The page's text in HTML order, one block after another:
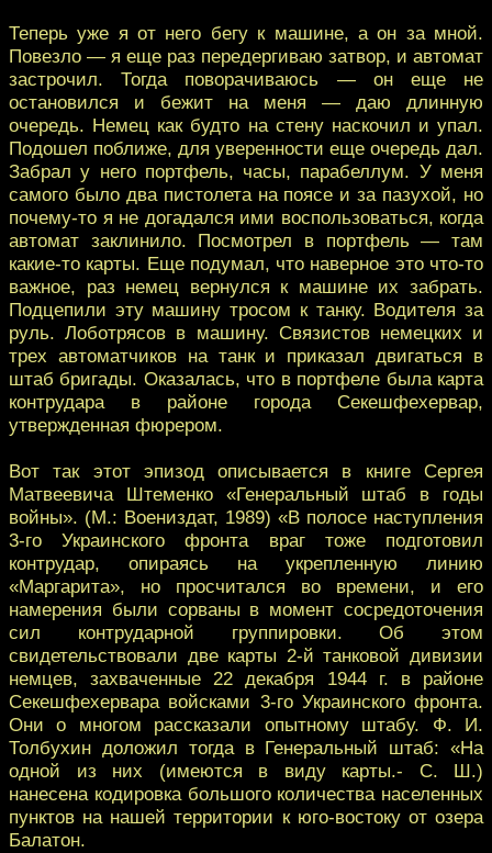
Теперь уже я от него бегу к машине, а он за мной.
Повезло — я еще раз передергиваю затвор, и автомат
застрочил. Тогда поворачиваюсь — он еще не
остановился и бежит на меня — даю длинную
очередь. Немец как будто на стену наскочил и упал.
Подошел поближе, для уверенности еще очередь дал.
Забрал у него портфель, часы, парабеллум. У меня
самого было два пистолета на поясе и за пазухой, но
почему-то я не догадался ими воспользоваться, когда
автомат заклинило. Посмотрел в портфель — там
какие-то карты. Еще подумал, что наверное это что-то
важное, раз немец вернулся к машине их забрать.
Подцепили эту машину тросом к танку. Водителя за
руль. Лоботрясов в машину. Связистов немецких и
трех автоматчиков на танк и приказал двигаться в
штаб бригады. Оказалась, что в портфеле была карта
контрудара в районе города Секешфехервар,
утвержденная фюрером.
Вот так этот эпизод описывается в книге Сергея
Матвеевича Штеменко «Генеральный штаб в годы
войны». (М.: Воениздат, 1989) «В полосе наступления
3-го Украинского фронта враг тоже подготовил
контрудар, опираясь на укрепленную линию
«Маргарита», но просчитался во времени, и его
намерения были сорваны в момент сосредоточения
сил контрударной группировки. Об этом
свидетельствовали две карты 2-й танковой дивизии
немцев, захваченные 22 декабря 1944 г. в районе
Секешфехервара войсками 3-го Украинского фронта.
Они о многом рассказали опытному штабу. Ф. И.
Толбухин доложил тогда в Генеральный штаб: «На
одной из них (имеются в виду карты.- С. Ш.)
нанесена кодировка большого количества населенных
пунктов на нашей территории к юго-востоку от озера
Балатон.